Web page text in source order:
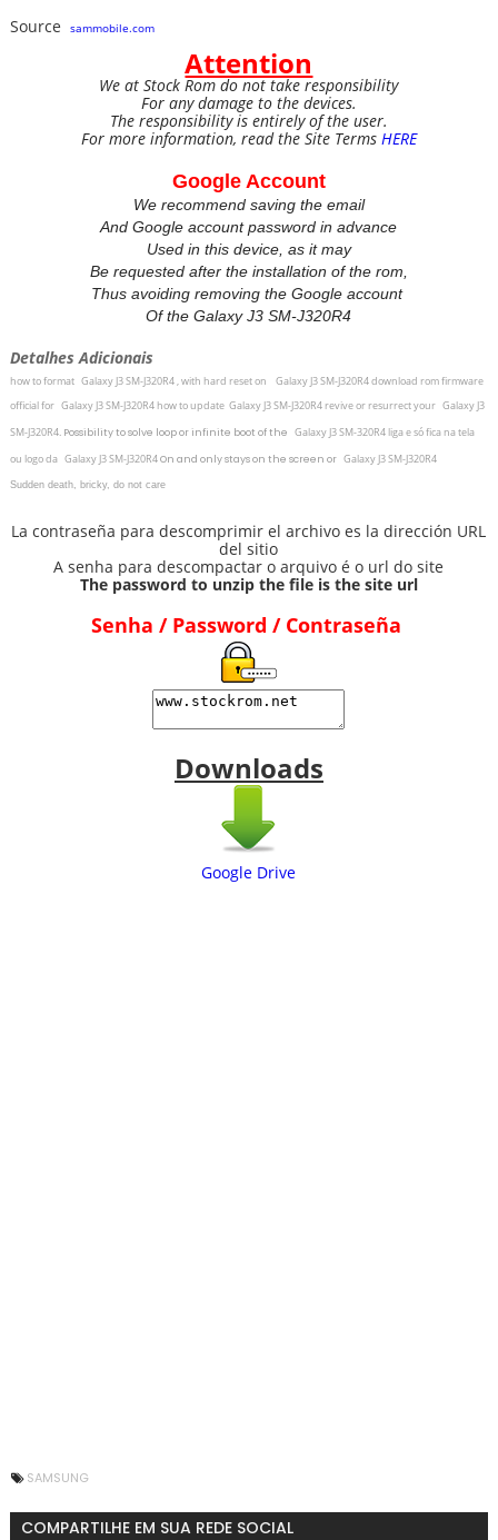
Source
sammobile.com
Attention
We at Stock Rom do not take responsibility
For any damage to the devices.
The responsibility is entirely of the user.
For more information, read the Site Terms HERE
Google Account
We recommend saving the email
And Google account password in advance
Used in this device, as it may
Be requested after the installation of the rom,
Thus avoiding removing the Google account
Of the Galaxy J3 SM-J320R4
Detalhes Adicionais
how to format Galaxy J3 SM-J320R4 ,with hard reset on Galaxy J3 SM-J320R4download rom firmware
official for Galaxy J3 SM-J320R4 how to update Galaxy J3 SM-J320R4 revive or resurrect your Galaxy J3
SM-J320R4. Possibility to solve loop or infinite boot of the Galaxy J3 SM-320R4liga e só fica na tela
ou logo da Galaxy J3 SM-J320R4On and only stays on the screen or Galaxy J3 SM-J320R4
Sudden death, bricky, do not care
La contraseña para descomprimir el archivo es la dirección URL
del sitio
A senha para descompactar o arquivo é o url do site
The password to unzip the file is the site url
Senha / Password / Contraseña
Downloads
Google Drive
SAMSUNG
COMPARTILHE EM SUA REDE SOCIAL